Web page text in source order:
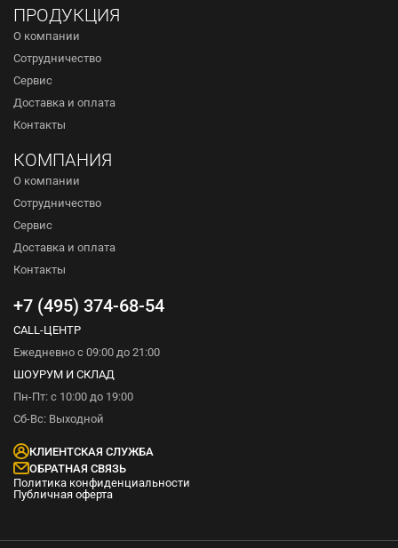
ПРОДУКЦИЯ
О компании
Сотрудничество
Сервис
Доставка и оплата
Контакты
КОМПАНИЯ
О компании
Сотрудничество
Сервис
Доставка и оплата
Контакты
+7 (495) 374-68-54
CALL-ЦЕНТР
Ежедневно с 09:00 до 21:00
ШОУРУМ И СКЛАД
Пн-Пт: с 10:00 до 19:00
Сб-Вс: Выходной
КЛИЕНТСКАЯ СЛУЖБА
ОБРАТНАЯ СВЯЗЬ
Политика конфиденциальности
Публичная оферта